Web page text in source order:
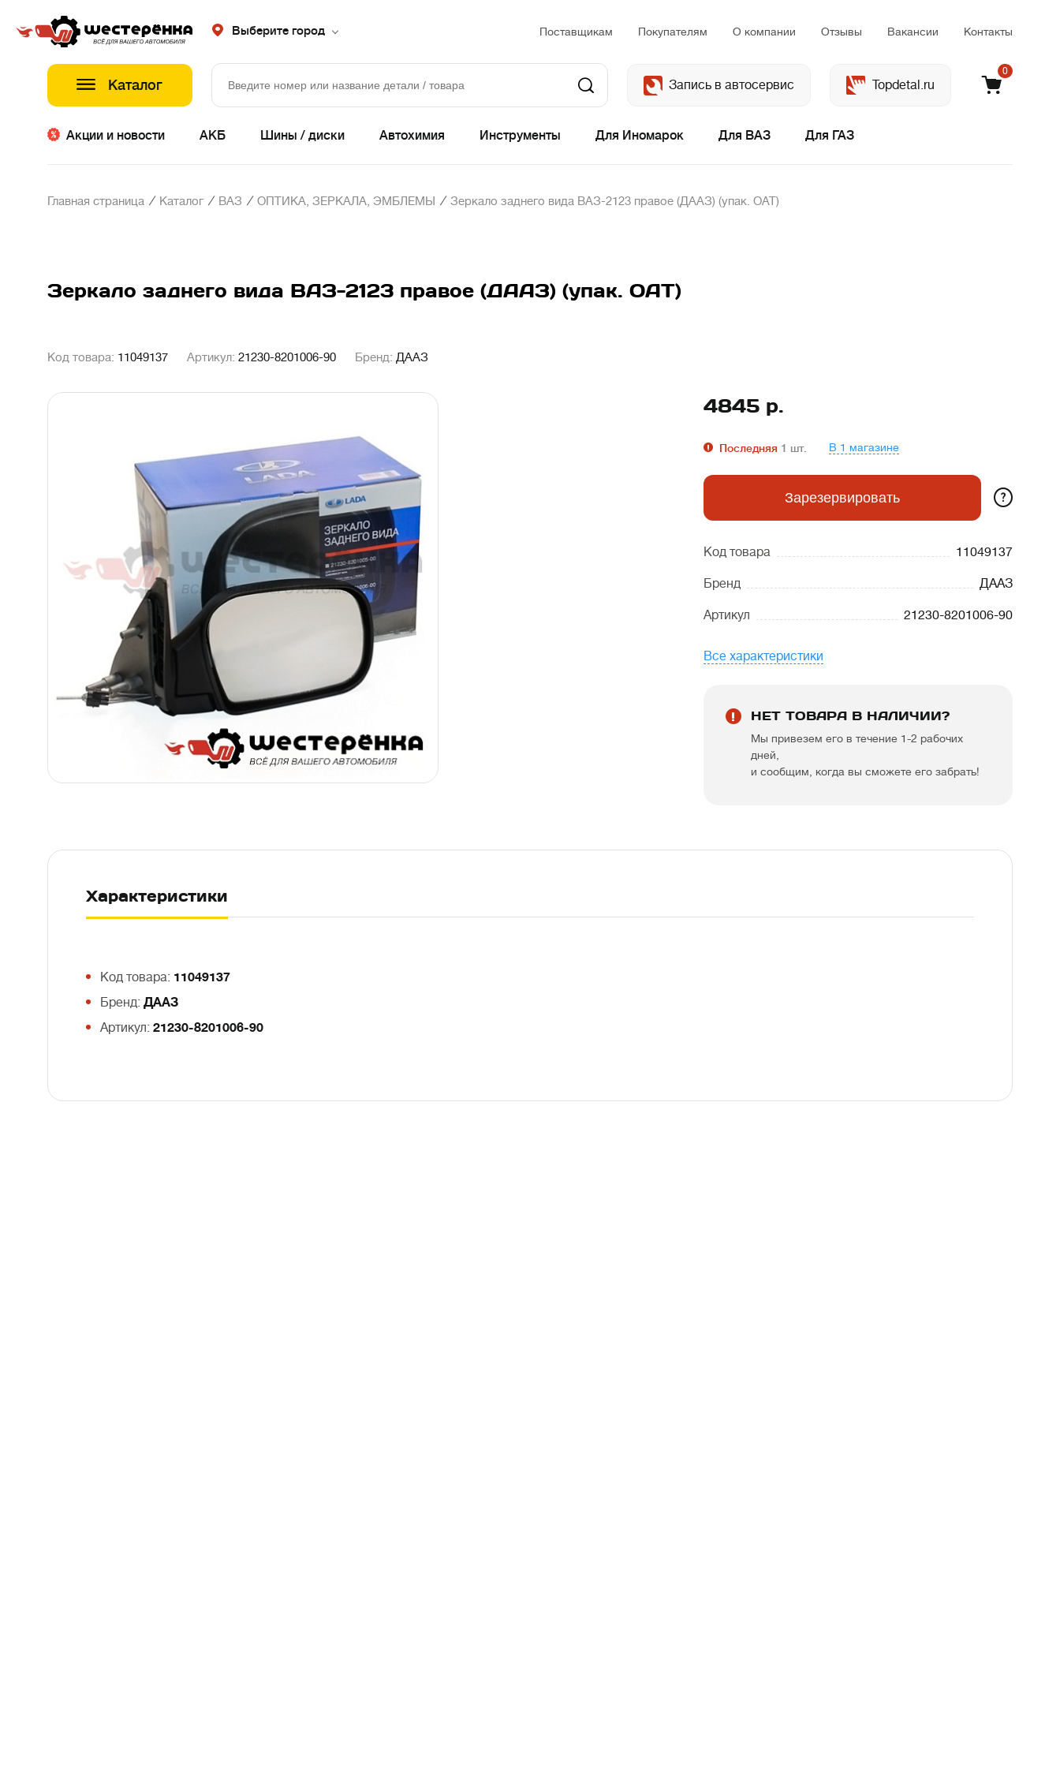
Выберите город Поставщикам Покупателям О компании Отзывы Вакансии Контакты
Каталог Запись в автосервис Topdetal.ru
0
Акции и новости АКБ Шины / диски Автохимия Инструменты Для Иномарок Для ВАЗ Для ГАЗ
Главная страница / Каталог / ВАЗ / ОПТИКА, ЗЕРКАЛА, ЭМБЛЕМЫ / Зеркало заднего вида ВАЗ-2123 правое (ДААЗ) (упак. ОАТ)
Зеркало заднего вида ВАЗ-2123 правое (ДААЗ) (упак. ОАТ)
Код товара: 11049137 Артикул: 21230-8201006-90 Бренд: ДААЗ
4845 р.
Последняя 1 шт. В 1 магазине
Зарезервировать ?
Код товара 11049137
Бренд ДААЗ
Артикул 21230-8201006-90
Все характеристики
НЕТ ТОВАРА В НАЛИЧИИ?
Мы привезем его в течение 1-2 рабочих
дней,
и сообщим, когда вы сможете его забрать!
Характеристики
Код товара: 11049137
Бренд: ДААЗ
Артикул: 21230-8201006-90